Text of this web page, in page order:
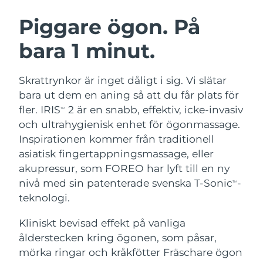
Piggare ögon. På
bara 1 minut.
Skrattrynkor är inget dåligt i sig. Vi slätar
bara ut dem en aning så att du får plats för
fler. IRISTM
2 är en snabb, effektiv, icke-invasiv
och ultrahygienisk enhet för ögonmassage.
Inspirationen kommer från traditionell
asiatisk fingertappningsmassage, eller
akupressur, som FOREO har lyft till en ny
nivå med sin patenterade svenska T-SonicTM-
teknologi.
Kliniskt bevisad effekt på vanliga
ålderstecken kring ögonen, som påsar,
mörka ringar och kråkfötter Fräschare ögon
LUNA™ 4-paket
Anti-aging massage
LUNA™ 4 Plus
Massage, LED heating
For men, anti-aging massage
BEAR™ 2-paket
Microcurrent toning
BEAR™ 2 go
Microcurrent toning on-the-go
Microcurrent line smoothing device
Återfuktning
UFO™ 3-paket
Deep facial hydration
UFO™ 3 LED
Near-infrared and red light therapy
device
Munvård
issa™ 4
Hybrid silicone sonic toothbrush
issa™ 4 plus
Smart hybrid silicone sonic toothbrush
FAQ™ ANTI-AGING-BEHANDLING
Anti-aging LED-behandlingar
Österrike Förväntad leverans
Bahrain Förväntad leverans
Belgien
Bermuda Förväntad leverans8/16/26
Bosnien och
Hercegovina
Förväntad leverans
Brunei Förväntad leverans 8/15/26
Bulgarien
Kanada Förväntad leverans
Chile Förväntad leverans 8/14/26